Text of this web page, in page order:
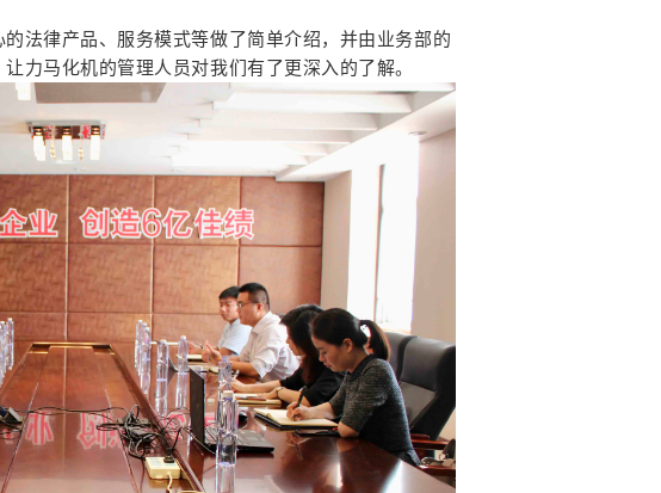
法律产品、服务模式等做了简单介绍，并由业务部的
力马化机的管理人员对我们有了更深入的了解。